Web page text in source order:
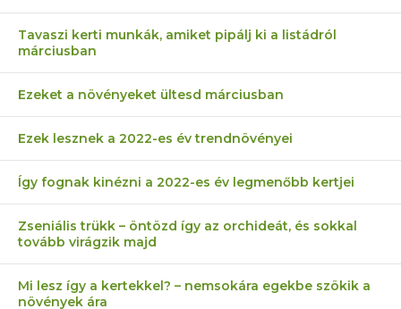
Tavaszi kerti munkák, amiket pipálj ki a listádról
márciusban
Ezeket a növényeket ültesd márciusban
Ezek lesznek a 2022-es év trendnövényei
Így fognak kinézni a 2022-es év legmenőbb kertjei
Zseniális trükk – öntözd így az orchideát, és sokkal
tovább virágzik majd
Mi lesz így a kertekkel? – nemsokára egekbe szökik a
növények ára